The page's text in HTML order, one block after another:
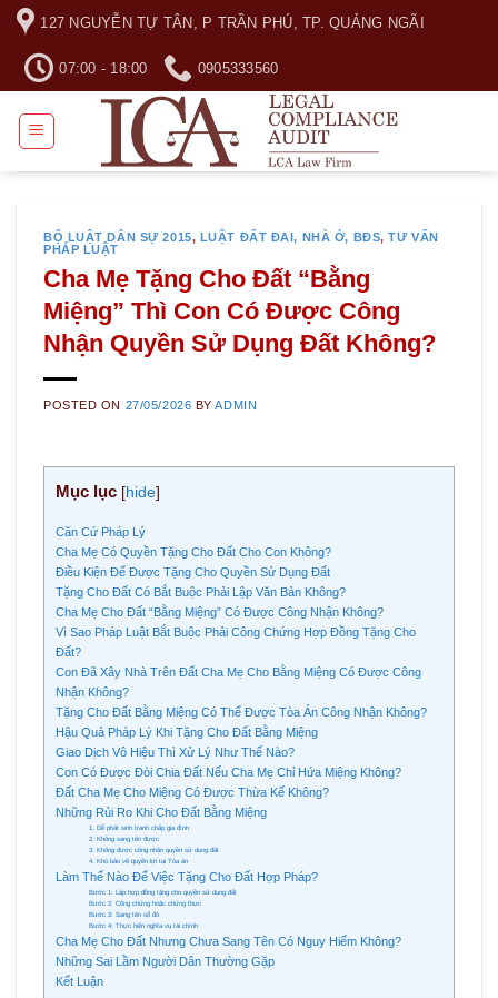
Skip
content
127 NGUYỄN TỰ TÂN, P TRẦN PHÚ, TP. QUẢNG NGÃI
07:00 - 18:00 0905333560
BỘ LUẬT DÂN SỰ 2015, LUẬT ĐẤT ĐAI, NHÀ Ở, BĐS,TƯ VẤN
PHÁP LUẬT
Cha Mẹ Tặng Cho Đất “Bằng
Miệng” Thì Con Có Được Công
Nhận Quyền Sử Dụng Đất Không?
POSTED ON 27/05/2026 BYADMIN
Mục lục [hide]
Căn Cứ Pháp Lý
Cha Mẹ Có Quyền Tặng Cho Đất Cho Con Không?
Điều Kiện Để Được Tặng Cho Quyền Sử Dụng Đất
Tặng Cho Đất Có Bắt Buộc Phải Lập Văn Bản Không?
Cha Mẹ Cho Đất “Bằng Miệng” Có Được Công Nhận Không?
Vì Sao Pháp Luật Bắt Buộc Phải Công Chứng Hợp Đồng Tặng Cho
Đất?
Con Đã Xây Nhà Trên Đất Cha Mẹ Cho Bằng Miệng Có Được Công
Nhận Không?
Tặng Cho Đất Bằng Miệng Có Thể Được Tòa Án Công Nhận Không?
Hậu Quả Pháp Lý Khi Tặng Cho Đất Bằng Miệng
Giao Dịch Vô Hiệu Thì Xử Lý Như Thế Nào?
Con Có Được Đòi Chia Đất Nếu Cha Mẹ Chỉ Hứa Miệng Không?
Đất Cha Mẹ Cho Miệng Có Được Thừa Kế Không?
Những Rủi Ro Khi Cho Đất Bằng Miệng
1. Dễ phát sinh tranh chấp gia đình
2. Không sang tên được
3. Không được công nhận quyền sử dụng đất
4. Khó bảo vệ quyền lợi tại Tòa án
Làm Thế Nào Để Việc Tặng Cho Đất Hợp Pháp?
Bước 1: Lập hợp đồng tặng cho quyền sử dụng đất
Bước 2: Công chứng hoặc chứng thực
Bước 3: Sang tên sổ đỏ
Bước 4: Thực hiện nghĩa vụ tài chính
Cha Mẹ Cho Đất Nhưng Chưa Sang Tên Có Nguy Hiểm Không?
Những Sai Lầm Người Dân Thường Gặp
Kết Luận